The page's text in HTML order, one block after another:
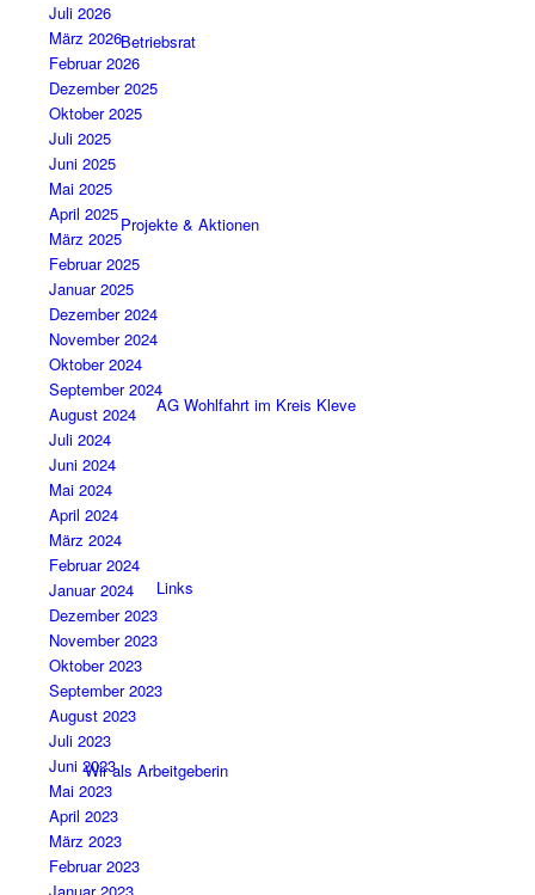
Betriebsrat
Projekte & Aktionen
AG Wohlfahrt im Kreis Kleve
Links
Wir als Arbeitgeberin
Juli 2026
März 2026
Februar 2026
Dezember 2025
Oktober 2025
Juli 2025
Juni 2025
Mai 2025
April 2025
März 2025
Februar 2025
Januar 2025
Dezember 2024
November 2024
Oktober 2024
September 2024
August 2024
Juli 2024
Juni 2024
Mai 2024
April 2024
März 2024
Februar 2024
Januar 2024
Dezember 2023
November 2023
Oktober 2023
September 2023
August 2023
Juli 2023
Juni 2023
Mai 2023
April 2023
März 2023
Februar 2023